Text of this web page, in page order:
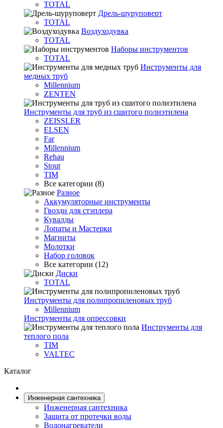
TOTAL
Дрель-шуруповерт
TOTAL
Воздуходувка
TOTAL
Наборы инструментов
TOTAL
Инструменты для
медных труб
Millennium
ZENTEN
Инструменты для труб из сшитого полиэтилена
ZEISSLER
ELSEN
Far
Millennium
Rehau
Stout
TIM
Все категории (8)
Разное
Аккумуляторные инструменты
Гвозди для стэплера
Кувалды
Лопаты и Мастерки
Магниты
Молотки
Набор головок
Все категории (12)
Диски
TOTAL
Инструменты для полипропиленовых труб
Millennium
Инструменты для опрессовки
Инструменты для
теплого пола
TIM
VALTEC
Каталог
Инженерная сантехника
Инженерная сантехника
Защита от протечки воды
Водонагреватели